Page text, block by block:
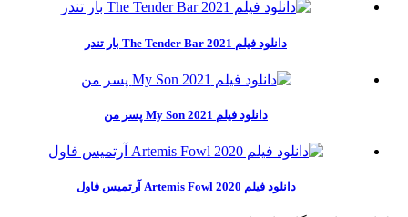
دانلود فیلم The Tender Bar 2021 بار تندر
دانلود فیلم My Son 2021 پسر من
دانلود فیلم Artemis Fowl 2020 آرتمیس فاول